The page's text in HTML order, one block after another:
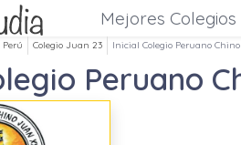
Mejores
Perú Colegio Juan 23 Inicial Colegio Peruano
Peruano